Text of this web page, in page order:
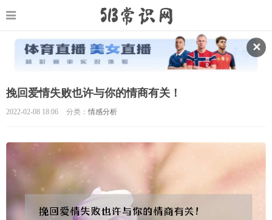
✕
挽回爱情失败也许与你的情商有关！
2022-02-08 18:06 分类： 情感分析